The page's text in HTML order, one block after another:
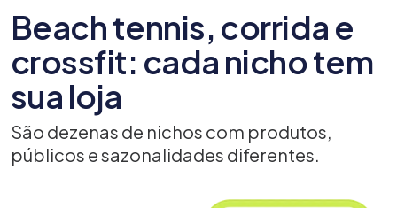
Beach tennis, corrida e
crossfit: cada nicho tem
sua loja
São dezenas de nichos com produtos,
públicos e sazonalidades diferentes.